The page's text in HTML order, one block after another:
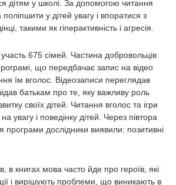
дітям у школі. За допомогою читання
у дітей увагу і впоратися з
такими як гіперактивність і агресія.
675 сімей. Частина добровольців
що передбачає запис на відео
їм вголос. Відеозаписи переглядав
батькам про те, яку важливу роль
своїх дітей. Читання вголос та ігри
увагу і поведінку дітей. Через півтора
програми дослідники виявили: позитивні
в книгах мова часто йде про героїв, які
і вирішують проблеми, що виникають в